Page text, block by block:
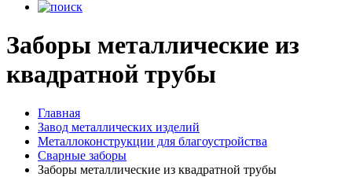
Заборы металлические из
квадратной трубы
Главная
Завод металлических изделий
Металлоконструкции для благоустройства
Сварные заборы
Заборы металлические из квадратной трубы